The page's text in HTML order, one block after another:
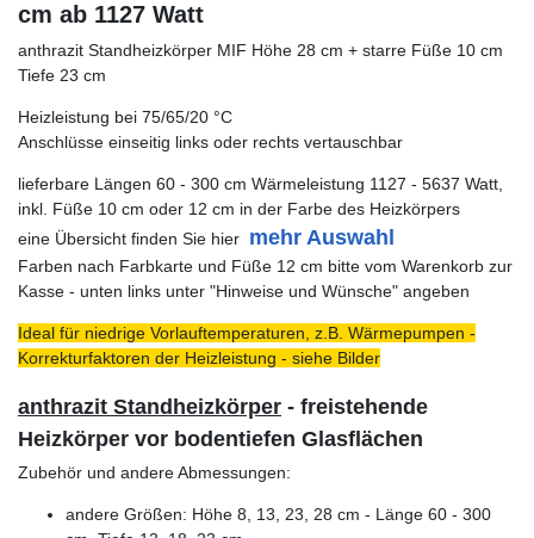
cm ab 1127 Watt
anthrazit Standheizkörper MIF Höhe 28 cm + starre Füße 10 cm
Tiefe 23 cm
Heizleistung bei 75/65/20 °C
Anschlüsse einseitig links oder rechts vertauschbar
lieferbare Längen 60 - 300 cm Wärmeleistung 1127 - 5637 Watt,
inkl. Füße 10 cm oder 12 cm in der Farbe des Heizkörpers
eine Übersicht finden Sie hier mehr Auswahl
Farben nach Farbkarte und Füße 12 cm bitte vom Warenkorb zur
Kasse - unten links unter "Hinweise und Wünsche" angeben
Ideal für niedrige Vorlauftemperaturen, z.B. Wärmepumpen -
Korrekturfaktoren der Heizleistung - siehe Bilder
anthrazit Standheizkörper - freistehende
Heizkörper vor bodentiefen Glasflächen
Zubehör und andere Abmessungen:
andere Größen: Höhe 8, 13, 23, 28 cm - Länge 60 - 300